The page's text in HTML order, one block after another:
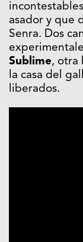
asador y que
Senra. Dos
Sublime, otra
la casa del
liberados.